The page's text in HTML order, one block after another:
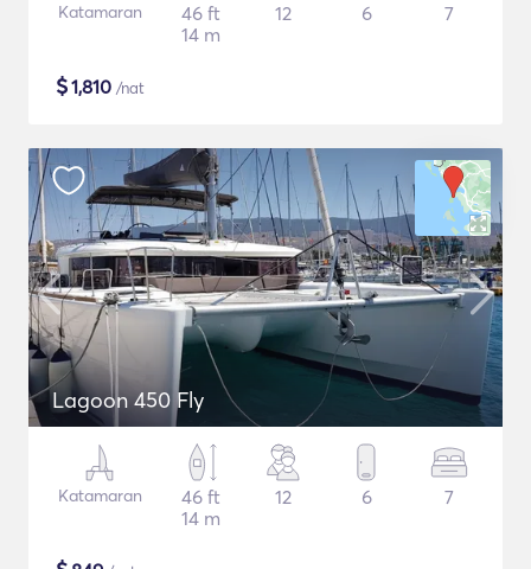
Katamaran
46 ft
14 m
12 6 7
$1,810 /nat
Lagoon 450 Fly
Katamaran
46 ft
14 m
12 6 7